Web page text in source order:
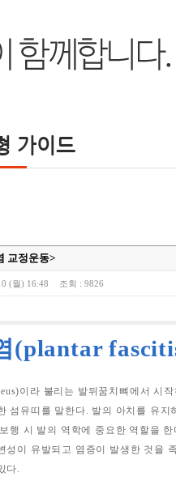
가이드
교정운동>
(월) 16:48 조회 : 9826
(plantar
이라 불리는 발뒤꿈치뼈에서 시
섬유띠를 말한다. 발의 아치를 유
행 시 발의 역학에 중요한 역할을
성이 유발되고 염증이 발생한 것을
다.